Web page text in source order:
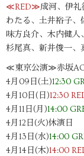
≪RED≫成河、伊礼
わたる、土井裕子、
味方良介、木内健人
杉尾真、新井俊一、
≪東京公演≫赤坂
4月09日(土)12:30
4月10日(日)12:30
4月11日(月)14:00
4月12日(火)休演日
4月13日(水)14:00
4月14日(木)14:00